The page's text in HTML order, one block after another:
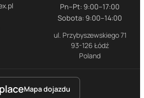
Pn–Pt: 9:00–17:00
Sobota: 9:00–14:00
ul. Przybyszewskiego 71
93-126 Łódź
Poland
placeMapa dojazdu